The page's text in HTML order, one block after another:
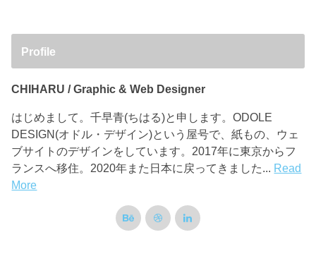
Profile
CHIHARU / Graphic & Web Designer
はじめまして。千早青(ちはる)と申します。ODOLE
DESIGN(オドル・デザイン)という屋号で、紙もの、ウェ
ブサイトのデザインをしています。2017年に東京からフ
ランスへ移住。2020年また日本に戻ってきました... Read
More